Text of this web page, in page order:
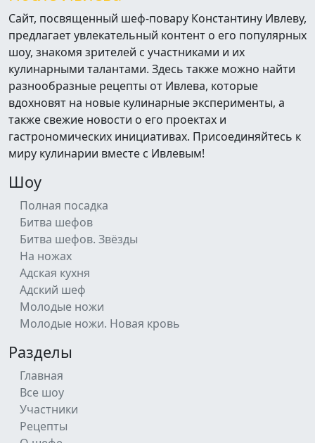
Сайт, посвященный шеф-повару Константину Ивлеву,
предлагает увлекательный контент о его популярных
шоу, знакомя зрителей с участниками и их
кулинарными талантами. Здесь также можно найти
разнообразные рецепты от Ивлева, которые
вдохновят на новые кулинарные эксперименты, а
также свежие новости о его проектах и
гастрономических инициативах. Присоединяйтесь к
миру кулинарии вместе с Ивлевым!
Шоу
Полная посадка
Битва шефов
Битва шефов. Звёзды
На ножах
Адская кухня
Адский шеф
Молодые ножи
Молодые ножи. Новая кровь
Разделы
Главная
Все шоу
Участники
Рецепты